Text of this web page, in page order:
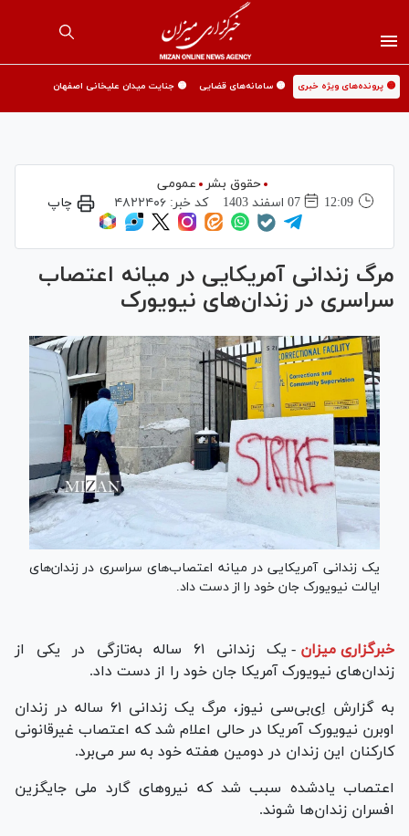
🟡 پرونده‌های ویژه خبری 🟡 سامانه‌های قضایی 🟡 جنایت میدان علیخانی اصفهان
حقوق بشر
عمومی
12:09
07 اسفند 1403 کد خبر:۴۸۲۲۴۰۶ چاپ
مرگ زندانی آمریکایی در میانه اعتصاب
سراسری در زندان‌های نیویورک
یک زندانی آمریکایی در میانه اعتصاب‌های سراسری در زندان‌های
ایالت نیویورک جان خود را از دست داد.
خبرگزاری میزان -
یک زندانی ۶۱ ساله به‌تازگی در یکی از
زندان‌های نیویورک آمریکا جان خود را از دست داد.
به گزارش اِی‌بی‌سی نیوز، مرگ یک زندانی ۶۱ ساله در زندان
اوبرن نیویورک آمریکا در حالی اعلام شد که اعتصاب غیرقانونی
کارکنان این زندان در دومین هفته خود به سر می‌برد.
اعتصاب یادشده سبب شد که نیرو‌های گارد ملی جایگزین
افسران زندان‌ها شوند.